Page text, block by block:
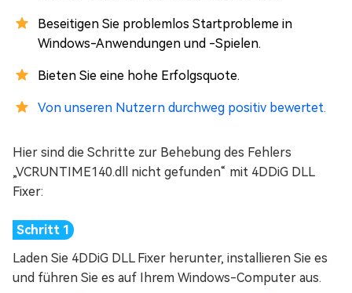
Beseitigen Sie problemlos Startprobleme in
Windows-Anwendungen und -Spielen.
Bieten Sie eine hohe Erfolgsquote.
Von unseren Nutzern durchweg positiv bewertet.
Hier sind die Schritte zur Behebung des Fehlers
„VCRUNTIME140.dll nicht gefunden“ mit 4DDiG DLL
Fixer:
Laden Sie 4DDiG DLL Fixer herunter, installieren Sie es
und führen Sie es auf Ihrem Windows-Computer aus.